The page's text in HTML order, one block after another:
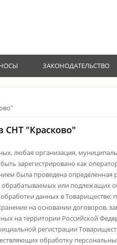
ЗАКОНОДАТЕЛЬСТВО
СНТ "Красково"
любая организация,
зарегистрировано как
была проведена
или подлежащих
данных в
на основании договоров,
на территории Российской
регистрации
обработку